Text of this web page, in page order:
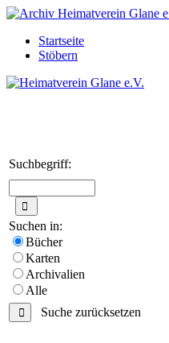
Startseite
Stöbern
Suchbegriff:
Suchen in:
Bücher
Karten
Archivalien
Alle
Suche zurücksetzen